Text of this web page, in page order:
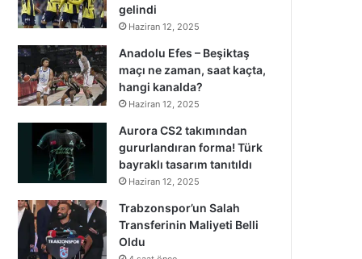
gelindi
Haziran 12, 2025
Anadolu Efes – Beşiktaş
maçı ne zaman, saat kaçta,
hangi kanalda?
Haziran 12, 2025
Aurora CS2 takımından
gururlandıran forma! Türk
bayraklı tasarım tanıtıldı
Haziran 12, 2025
Trabzonspor’un Salah
Transferinin Maliyeti Belli
Oldu